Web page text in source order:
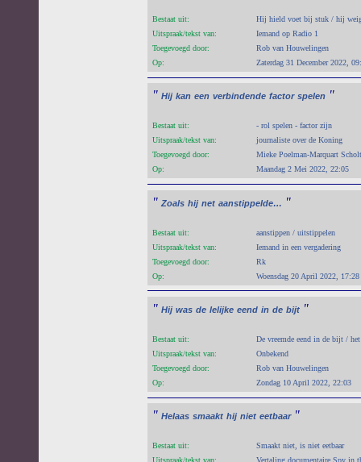
Bestaat uit:
Hij hield voet bij stuk / hij
Uitspraak/tekst van:
Iemand op Radio 1
Toegevoegd door:
Rob van Houwelingen
Op:
Zaterdag 31 December 2022,
" Hij kan een verbindende factor spelen "
Bestaat uit:
- rol spelen - factor zijn
Uitspraak/tekst van:
journaliste over de Koning
Toegevoegd door:
Mieke Poelman-Marquart
Op:
Maandag 2 Mei 2022, 22:05
" Zoals hij net aanstippelde… "
Bestaat uit:
aanstippen / uitstippelen
Uitspraak/tekst van:
Iemand in een vergadering
Toegevoegd door:
Rk
Op:
Woensdag 20 April 2022, 17:28
" Hij was de lelijke eend in de bijt "
Bestaat uit:
De vreemde eend in de bijt /
Uitspraak/tekst van:
Onbekend
Toegevoegd door:
Rob van Houwelingen
Op:
Zondag 10 April 2022, 22:03
" Helaas smaakt hij niet eetbaar "
Bestaat uit:
Smaakt niet, is niet eetbaar